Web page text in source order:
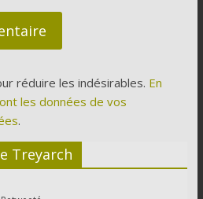
réduire les indésirables. En
les données de vos
.
Treyarch